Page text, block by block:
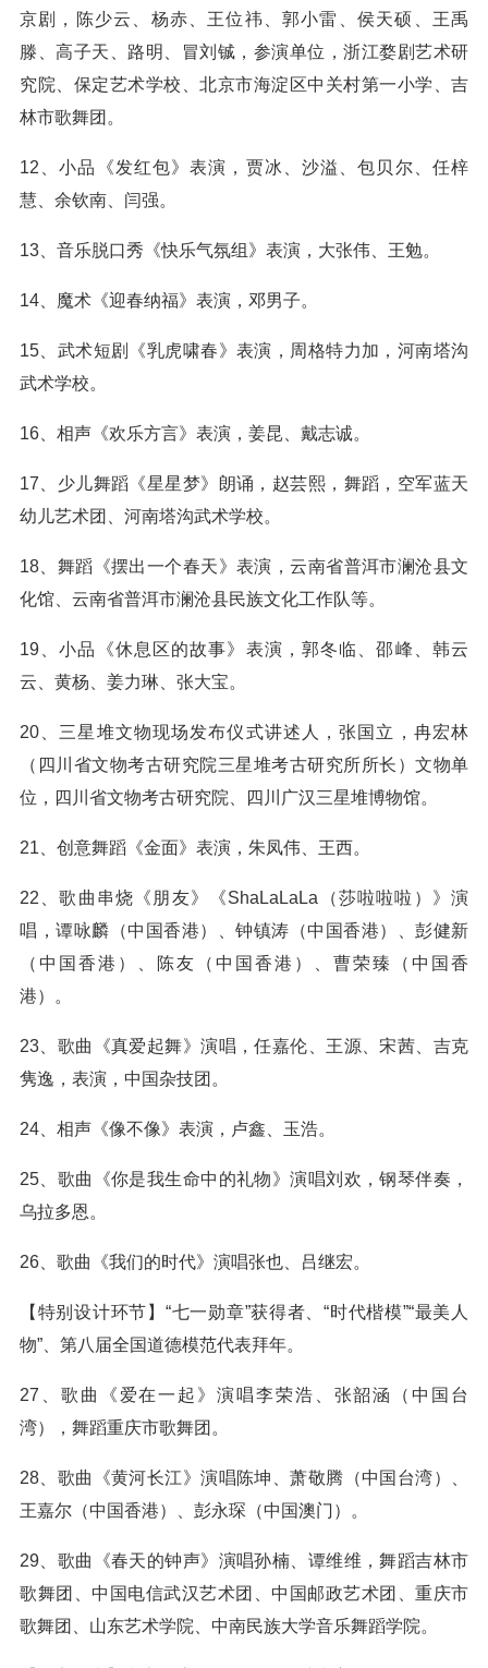
京剧，陈少云、杨赤、王位祎、郭小雷、侯天硕、王禹
滕、高子天、路明、冒刘铖，参演单位，浙江婺剧艺术研
究院、保定艺术学校、北京市海淀区中关村第一小学、吉
林市歌舞团。
12、小品《发红包》表演，贾冰、沙溢、包贝尔、任梓
慧、余钦南、闫强。
13、音乐脱口秀《快乐气氛组》表演，大张伟、王勉。
14、魔术《迎春纳福》表演，邓男子。
15、武术短剧《乳虎啸春》表演，周格特力加，河南塔沟
武术学校。
16、相声《欢乐方言》表演，姜昆、戴志诚。
17、少儿舞蹈《星星梦》朗诵，赵芸熙，舞蹈，空军蓝天
幼儿艺术团、河南塔沟武术学校。
18、舞蹈《摆出一个春天》表演，云南省普洱市澜沧县文
化馆、云南省普洱市澜沧县民族文化工作队等。
19、小品《休息区的故事》表演，郭冬临、邵峰、韩云
云、黄杨、姜力琳、张大宝。
20、三星堆文物现场发布仪式讲述人，张国立，冉宏林
（四川省文物考古研究院三星堆考古研究所所长）文物单
位，四川省文物考古研究院、四川广汉三星堆博物馆。
21、创意舞蹈《金面》表演，朱凤伟、王西。
22、歌曲串烧《朋友》《ShaLaLaLa（莎啦啦啦）》演
唱，谭咏麟（中国香港）、钟镇涛（中国香港）、彭健新
（中国香港）、陈友（中国香港）、曹荣臻（中国香
港）。
23、歌曲《真爱起舞》演唱，任嘉伦、王源、宋茜、吉克
隽逸，表演，中国杂技团。
24、相声《像不像》表演，卢鑫、玉浩。
25、歌曲《你是我生命中的礼物》演唱刘欢，钢琴伴奏，
乌拉多恩。
26、歌曲《我们的时代》演唱张也、吕继宏。
【特别设计环节】“七一勋章”获得者、“时代楷模”“最美人
物”、第八届全国道德模范代表拜年。
27、歌曲《爱在一起》演唱李荣浩、张韶涵（中国台
湾），舞蹈重庆市歌舞团。
28、歌曲《黄河长江》演唱陈坤、萧敬腾（中国台湾）、
王嘉尔（中国香港）、彭永琛（中国澳门）。
29、歌曲《春天的钟声》演唱孙楠、谭维维，舞蹈吉林市
歌舞团、中国电信武汉艺术团、中国邮政艺术团、重庆市
歌舞团、山东艺术学院、中南民族大学音乐舞蹈学院。